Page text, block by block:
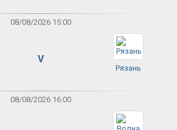
08/08/2026 15:00
V
Рязань
08/08/2026 16:00